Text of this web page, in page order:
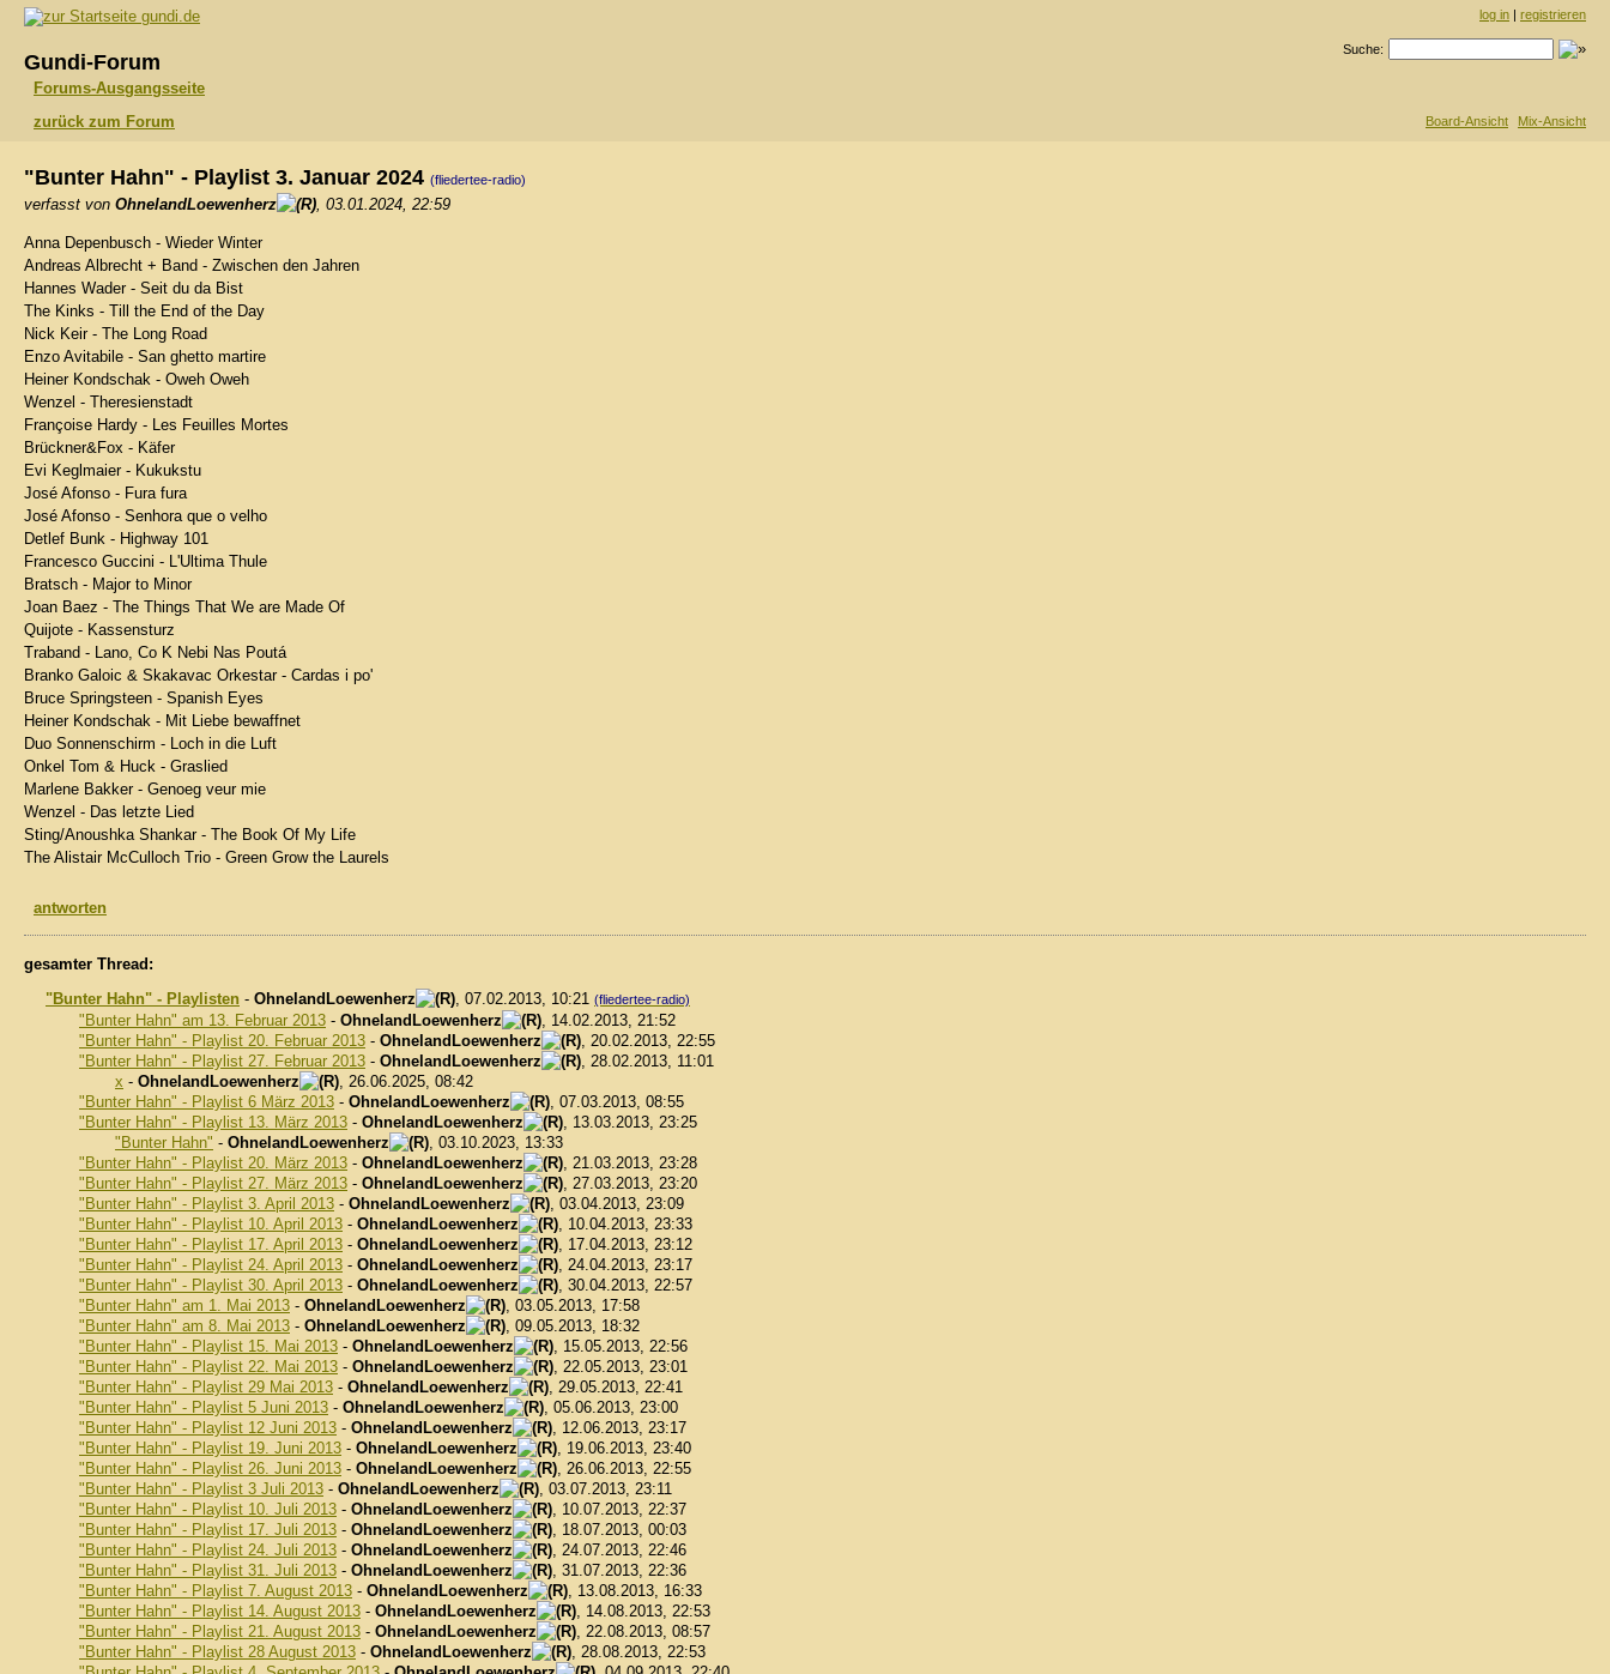
gundi.de
Gundi-Forum
Forums-Ausgangsseite
log in | registrieren
Suche:
zurück zum Forum Board-Ansicht Mix-Ansicht
"Bunter Hahn" - Playlist 3. Januar 2024 (fliedertee-radio)
verfasst von OhnelandLoewenherz , 03.01.2024, 22:59
Anna Depenbusch - Wieder Winter
Andreas Albrecht + Band - Zwischen den Jahren
Hannes Wader - Seit du da Bist
The Kinks - Till the End of the Day
Nick Keir - The Long Road
Enzo Avitabile - San ghetto martire
Heiner Kondschak - Oweh Oweh
Wenzel - Theresienstadt
Françoise Hardy - Les Feuilles Mortes
Brückner&Fox - Käfer
Evi Keglmaier - Kukukstu
José Afonso - Fura fura
José Afonso - Senhora que o velho
Detlef Bunk - Highway 101
Francesco Guccini - L'Ultima Thule
Bratsch - Major to Minor
Joan Baez - The Things That We are Made Of
Quijote - Kassensturz
Traband - Lano, Co K Nebi Nas Poutá
Branko Galoic & Skakavac Orkestar - Cardas i po'
Bruce Springsteen - Spanish Eyes
Heiner Kondschak - Mit Liebe bewaffnet
Duo Sonnenschirm - Loch in die Luft
Onkel Tom & Huck - Graslied
Marlene Bakker - Genoeg veur mie
Wenzel - Das letzte Lied
Sting/Anoushka Shankar - The Book Of My Life
The Alistair McCulloch Trio - Green Grow the Laurels
antworten
gesamter Thread:
"Bunter Hahn" - Playlisten - OhnelandLoewenherz , 07.02.2013, 10:21 (fliedertee-radio)
"Bunter Hahn" am 13. Februar 2013 - OhnelandLoewenherz
, 14.02.2013, 21:52
"Bunter Hahn" - Playlist 20. Februar 2013 - OhnelandLoewenherz
, 20.02.2013, 22:55
"Bunter Hahn" - Playlist 27. Februar 2013 - OhnelandLoewenherz
, 28.02.2013, 11:01
x - OhnelandLoewenherz
, 26.06.2025, 08:42
"Bunter Hahn" - Playlist 6 März 2013 - OhnelandLoewenherz
, 07.03.2013, 08:55
"Bunter Hahn" - Playlist 13. März 2013 - OhnelandLoewenherz
, 13.03.2013, 23:25
"Bunter Hahn" - OhnelandLoewenherz
, 03.10.2023, 13:33
"Bunter Hahn" - Playlist 20. März 2013 - OhnelandLoewenherz
, 21.03.2013, 23:28
"Bunter Hahn" - Playlist 27. März 2013 - OhnelandLoewenherz
, 27.03.2013, 23:20
"Bunter Hahn" - Playlist 3. April 2013 - OhnelandLoewenherz
, 03.04.2013, 23:09
"Bunter Hahn" - Playlist 10. April 2013 - OhnelandLoewenherz
, 10.04.2013, 23:33
"Bunter Hahn" - Playlist 17. April 2013 - OhnelandLoewenherz
, 17.04.2013, 23:12
"Bunter Hahn" - Playlist 24. April 2013 - OhnelandLoewenherz
, 24.04.2013, 23:17
"Bunter Hahn" - Playlist 30. April 2013 - OhnelandLoewenherz
, 30.04.2013, 22:57
"Bunter Hahn" am 1. Mai 2013 - OhnelandLoewenherz
, 03.05.2013, 17:58
"Bunter Hahn" am 8. Mai 2013 - OhnelandLoewenherz
, 09.05.2013, 18:32
"Bunter Hahn" - Playlist 15. Mai 2013 - OhnelandLoewenherz
, 15.05.2013, 22:56
"Bunter Hahn" - Playlist 22. Mai 2013 - OhnelandLoewenherz
, 22.05.2013, 23:01
"Bunter Hahn" - Playlist 29 Mai 2013 - OhnelandLoewenherz
, 29.05.2013, 22:41
"Bunter Hahn" - Playlist 5 Juni 2013 - OhnelandLoewenherz
, 05.06.2013, 23:00
"Bunter Hahn" - Playlist 12 Juni 2013 - OhnelandLoewenherz
, 12.06.2013, 23:17
"Bunter Hahn" - Playlist 19. Juni 2013 - OhnelandLoewenherz
, 19.06.2013, 23:40
"Bunter Hahn" - Playlist 26. Juni 2013 - OhnelandLoewenherz
, 26.06.2013, 22:55
"Bunter Hahn" - Playlist 3 Juli 2013 - OhnelandLoewenherz
, 03.07.2013, 23:11
"Bunter Hahn" - Playlist 10. Juli 2013 - OhnelandLoewenherz
, 10.07.2013, 22:37
"Bunter Hahn" - Playlist 17. Juli 2013 - OhnelandLoewenherz
, 18.07.2013, 00:03
"Bunter Hahn" - Playlist 24. Juli 2013 - OhnelandLoewenherz
, 24.07.2013, 22:46
"Bunter Hahn" - Playlist 31. Juli 2013 - OhnelandLoewenherz
, 31.07.2013, 22:36
"Bunter Hahn" - Playlist 7. August 2013 - OhnelandLoewenherz
, 13.08.2013, 16:33
"Bunter Hahn" - Playlist 14. August 2013 - OhnelandLoewenherz
, 14.08.2013, 22:53
"Bunter Hahn" - Playlist 21. August 2013 - OhnelandLoewenherz
, 22.08.2013, 08:57
"Bunter Hahn" - Playlist 28 August 2013 - OhnelandLoewenherz
, 28.08.2013, 22:53